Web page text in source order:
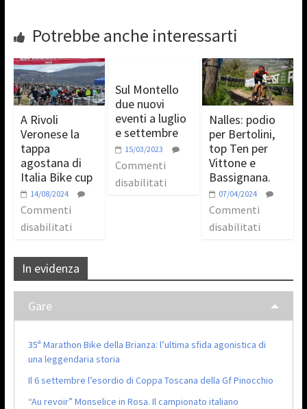
Potrebbe anche interessarti
A Rivoli
Veronese la
tappa
agostana di
Italia Bike cup
14/08/2024
Commenti
disabilitati
Sul Montello
due nuovi
eventi a luglio
e settembre
15/03/2023
Commenti
disabilitati
Nalles: podio
per Bertolini,
top Ten per
Vittone e
Bassignana.
07/04/2024
Commenti
disabilitati
In evidenza
Gare
35ª Marathon Bike della Brianza: l’ultima sfida agonistica di
una leggendaria storia
Il 6 settembre l’esordio di Coppa Toscana della Gf Pinocchio
“Au revoir” Monselice in Rosa. Il campionato italiano